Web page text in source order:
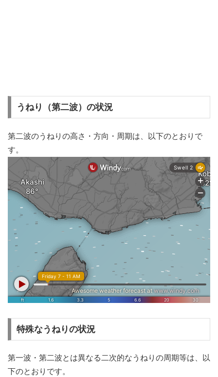
うねり（第二波）の状況
第二波のうねりの高さ・方向・周期は、以下のとおりで
す。
特殊なうねりの状況
第一波・第二波とは異なる二次的なうねりの周期等は、以
下のとおりです。